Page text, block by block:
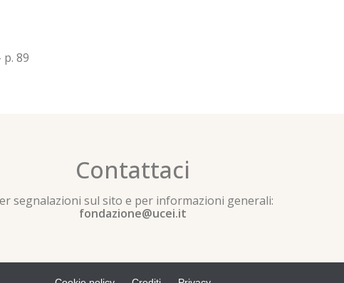
89
Contattaci
segnalazioni sul sito e per informazioni generali:
fondazione@ucei.it